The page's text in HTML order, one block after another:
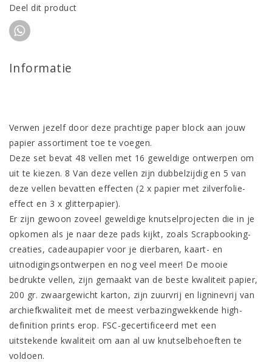
Deel dit product
Informatie
Verwen jezelf door deze prachtige paper block aan jouw
papier assortiment toe te voegen.
Deze set bevat 48 vellen met 16 geweldige ontwerpen om
uit te kiezen. 8 Van deze vellen zijn dubbelzijdig en 5 van
deze vellen bevatten effecten (2 x papier met zilverfolie-
effect en 3 x glitterpapier).
Er zijn gewoon zoveel geweldige knutselprojecten die in je
opkomen als je naar deze pads kijkt, zoals Scrapbooking-
creaties, cadeaupapier voor je dierbaren, kaart- en
uitnodigingsontwerpen en nog veel meer! De mooie
bedrukte vellen, zijn gemaakt van de beste kwaliteit papier,
200 gr. zwaargewicht karton, zijn zuurvrij en ligninevrij van
archiefkwaliteit met de meest verbazingwekkende high-
definition prints erop. FSC-gecertificeerd met een
uitstekende kwaliteit om aan al uw knutselbehoeften te
voldoen.